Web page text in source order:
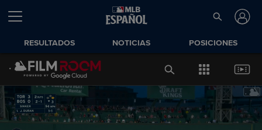
RESULTADOS NOTICIAS POSICIONES